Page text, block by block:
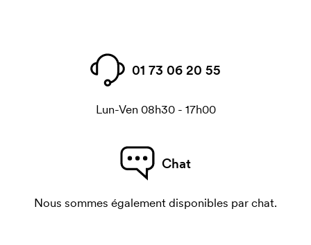
01 73 06 20 55
Lun-Ven 08h30 - 17h00
Chat
Nous sommes également disponibles par chat.